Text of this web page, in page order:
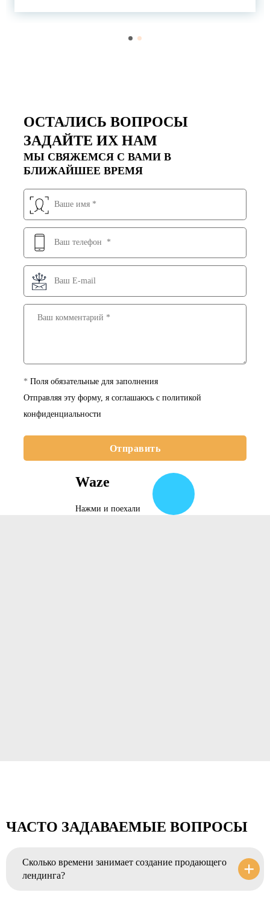
Нет
Средняя
ОСТАЛИСЬ ВОПРОСЫ
ЗАДАЙТЕ ИХ НАМ
МЫ СВЯЖЕМСЯ С ВАМИ В
БЛИЖАЙШЕЕ ВРЕМЯ
* Поля обязательные для заполнения
Отправляя эту форму, я соглашаюсь с политикой
конфиденциальности
Отправить
Waze
Нажми и поехали
ЧАСТО ЗАДАВАЕМЫЕ ВОПРОСЫ
Сколько времени занимает создание продающего
лендинга?